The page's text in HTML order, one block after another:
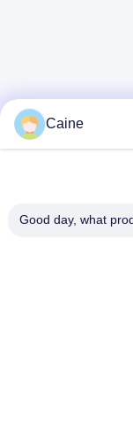
Caine
Good day, what